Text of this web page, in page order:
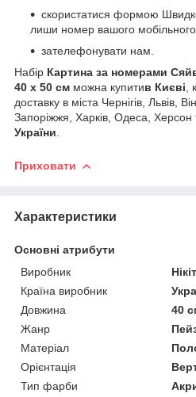
скористатися формою
лиши номер вашого мобільного
зателефонувати нам.
Набір Картина за номерами
40 х 50 см можна купитив Києві
доставку в міста Чернігів, Львів,
Запоріжжя, Харків, Одеса, Херсон
України
Приховати
Характеристики
Основні атрибути
Виробник
Країна виробник
Довжина
40
Жанр
Матеріал
Орієнтація
Тип фарби